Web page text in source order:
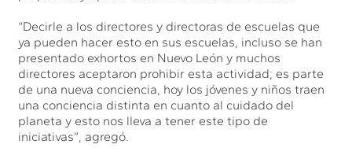
“Decirle a los directores y directoras de escuelas que
ya pueden hacer esto en sus escuelas, incluso se han
presentado exhortos en Nuevo León y muchos
directores aceptaron prohibir esta actividad; es parte
de una nueva conciencia, hoy los jóvenes y niños traen
una conciencia distinta en cuanto al cuidado del
planeta y esto nos lleva a tener este tipo de
iniciativas”, agregó.